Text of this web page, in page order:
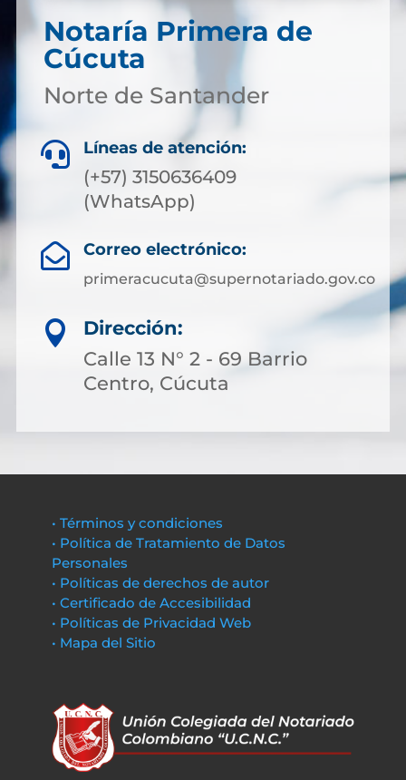
Notaría Primera de
Cúcuta
Norte de Santander
 Líneas de atención:
(+57) 3150636409
(WhatsApp)
 Correo electrónico:
primeracucuta@supernotariado.gov.co

Dirección:
Calle 13 N° 2 - 69 Barrio
Centro, Cúcuta
• Términos y condiciones
• Política de Tratamiento de Datos
Personales
• Políticas de derechos de autor
• Certificado de Accesibilidad
• Políticas de Privacidad Web
• Mapa del Sitio